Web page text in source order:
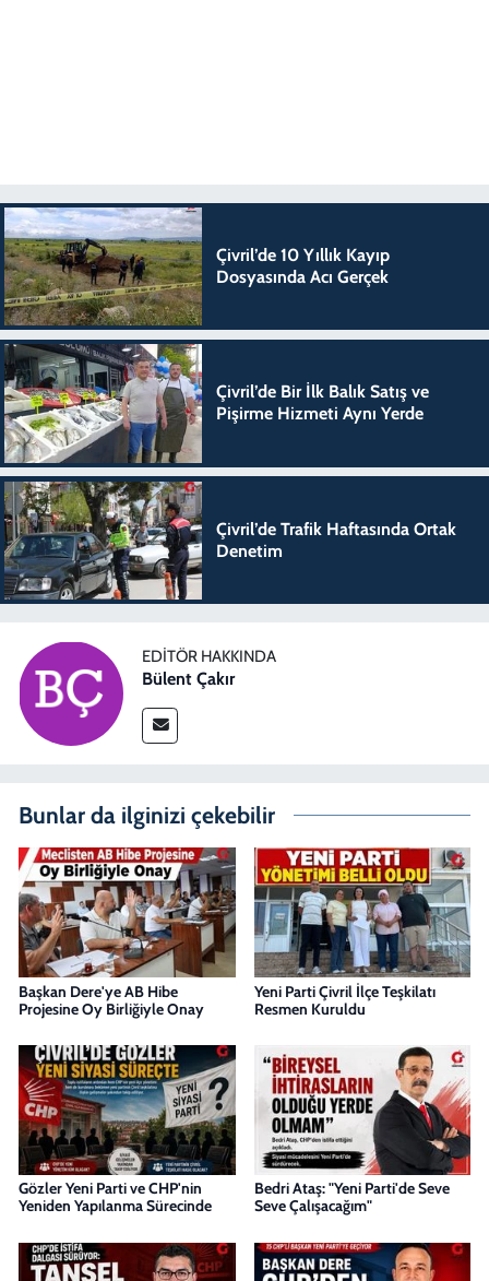
Çivril’de 10 Yıllık Kayıp
Dosyasında Acı Gerçek
Çivril’de Bir İlk Balık Satış ve
Pişirme Hizmeti Aynı Yerde
Çivril’de Trafik Haftasında Ortak
Denetim
EDITÖR HAKKINDA
Bülent Çakır
Bunlar da ilginizi çekebilir
Başkan Dere'ye AB Hibe
Projesine Oy Birliğiyle Onay
Yeni Parti Çivril İlçe Teşkilatı
Resmen Kuruldu
Gözler Yeni Parti ve CHP'nin
Yeniden Yapılanma Sürecinde
Bedri Ataş: "Yeni Parti'de Seve
Seve Çalışacağım"